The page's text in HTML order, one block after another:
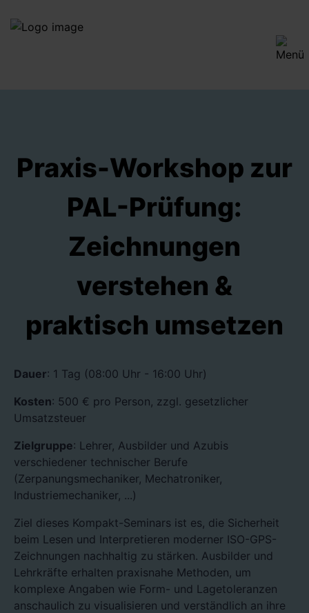
Praxis-Workshop zur
PAL-Prüfung:
Zeichnungen
verstehen &
praktisch umsetzen
Dauer: 1 Tag (08:00 Uhr - 16:00 Uhr)
Kosten: 500 € pro Person, zzgl. gesetzlicher
Umsatzsteuer
Zielgruppe: Lehrer, Ausbilder und Azubis
verschiedener technischer Berufe
(Zerpanungsmechaniker, Mechatroniker,
Industriemechaniker, ...)
Ziel dieses Kompakt-Seminars ist es, die Sicherheit
beim Lesen und Interpretieren moderner ISO-GPS-
Zeichnungen nachhaltig zu stärken. Ausbilder und
Lehrkräfte erhalten praxisnahe Methoden, um
komplexe Angaben wie Form- und Lagetoleranzen
anschaulich zu visualisieren und verständlich an ihre